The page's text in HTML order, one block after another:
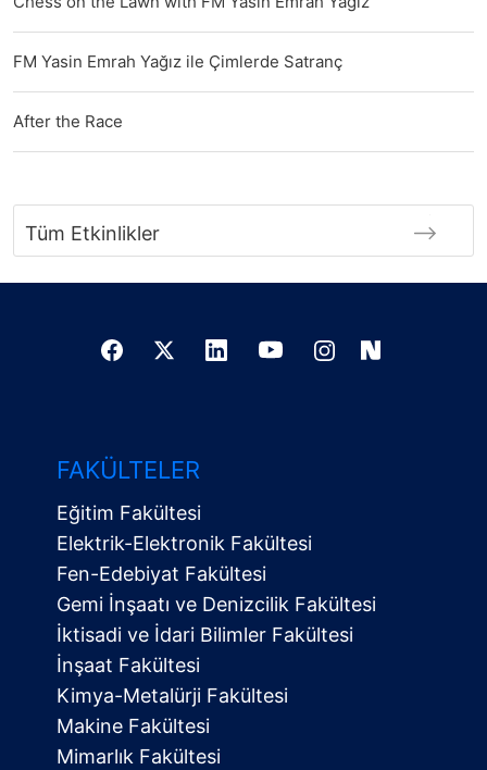
FM Yasin Emrah Yağız ile Çimlerde Satranç
After the Race
Tüm Etkinlikler
FAKÜLTELER
Eğitim Fakültesi
Elektrik-Elektronik Fakültesi
Fen-Edebiyat Fakültesi
Gemi İnşaatı ve Denizcilik Fakültesi
İktisadi ve İdari Bilimler Fakültesi
İnşaat Fakültesi
Kimya-Metalürji Fakültesi
Makine Fakültesi
Mimarlık Fakültesi